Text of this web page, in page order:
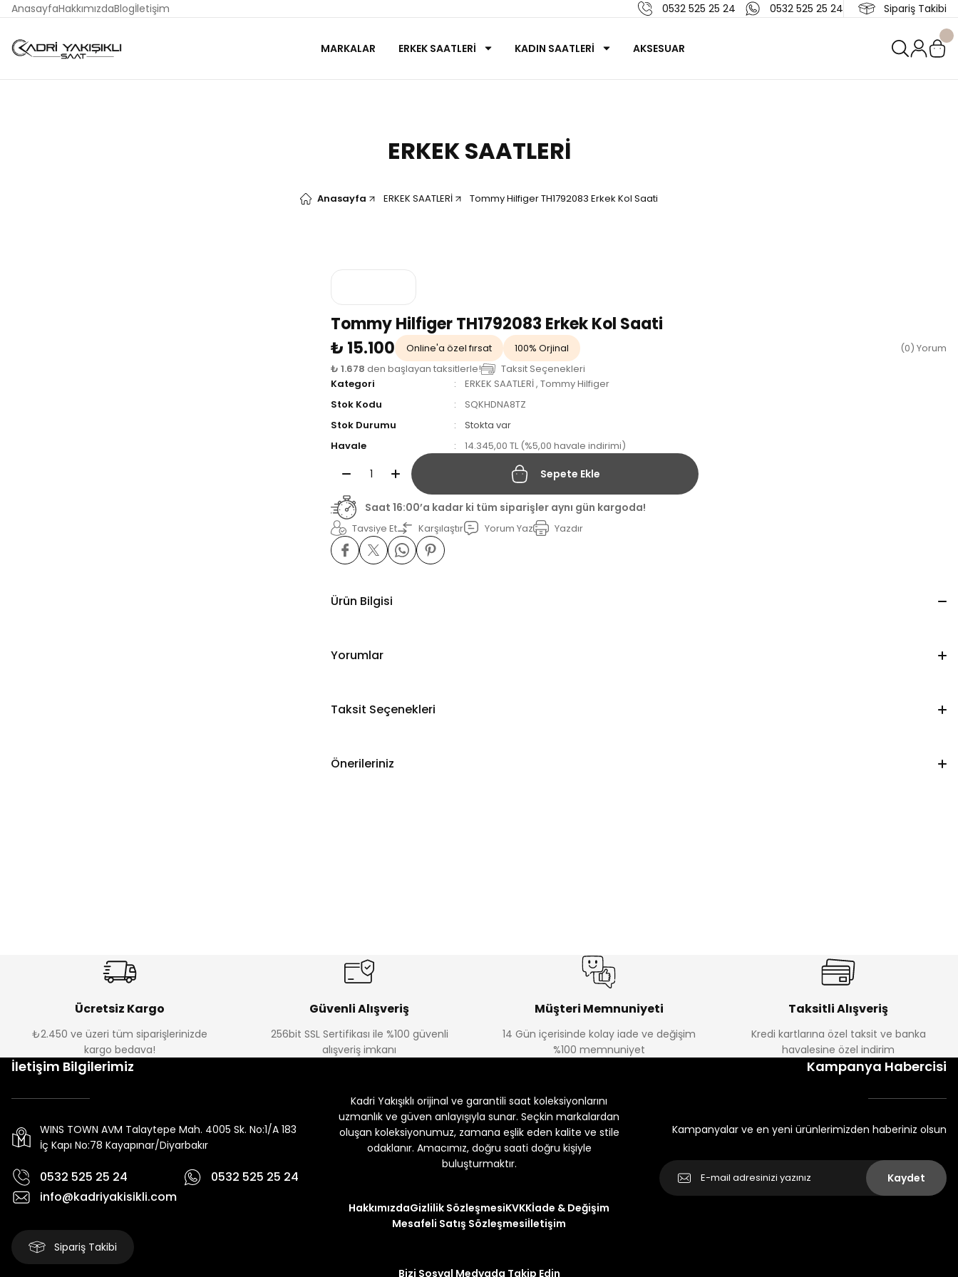
AnasayfaHakkımızdaBlogİletişim 0532 525 25 24 0532 525 25 24 Sipariş Takibi
MARKALAR ERKEK SAATLERİ KADIN SAATLERİ AKSESUAR
ERKEK SAATLERİ
Anasayfa ERKEK SAATLERİ Tommy Hilfiger TH1792083 Erkek Kol Saati
Tommy Hilfiger TH1792083 Erkek Kol Saati
₺ 15.100
Online'a özel fırsat 100% Orjinal
(0) Yorum
₺ 1.678 den başlayan taksitlerle!
Taksit Seçenekleri
Kategori
ERKEK SAATLERİ, Tommy Hilfiger
Stok Kodu
SQKHDNA8TZ
Stok Durumu
Stokta var
Havale
14.345,00 TL (%5,00 havale indirimi)
Sepete Ekle
Saat 16:00’a kadar ki tüm siparişler aynı gün kargoda!
Tavsiye Et Karşılaştır Yorum Yaz Yazdır
Ürün Bilgisi
Yorumlar
Taksit Seçenekleri
Önerileriniz
Ücretsiz Kargo
₺2.450 ve üzeri tüm siparişlerinizde
kargo bedava!
Güvenli Alışveriş
256bit SSL Sertifikası ile %100 güvenli
alışveriş imkanı
Müşteri Memnuniyeti
14 Gün içerisinde kolay iade ve değişim
%100 memnuniyet
Taksitli Alışveriş
Kredi kartlarına özel taksit ve banka
havalesine özel indirim
İletişim Bilgilerimiz
WINS TOWN AVM Talaytepe Mah. 4005 Sk. No:1/A 183
İç Kapı No:78 Kayapınar/Diyarbakır
0532 525 25 24
0532 525 25 24
info@kadriyakisikli.com
Sipariş Takibi
Kadri Yakışıklı orijinal ve garantili saat koleksiyonlarını
uzmanlık ve güven anlayışıyla sunar. Seçkin markalardan
oluşan koleksiyonumuz, zamana eşlik eden kalite ve stile
odaklanır. Amacımız, doğru saati doğru kişiyle
buluşturmaktır.
HakkımızdaGizlilik SözleşmesiKVKKİade & Değişim
Mesafeli Satış Sözleşmesiİletişim
Bizi Sosyal Medyada Takip Edin
Kampanya Habercisi
Kampanyalar ve en yeni ürünlerimizden haberiniz olsun
Kaydet